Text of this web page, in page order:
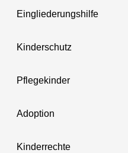
Eingliederungshilfe
Kinderschutz
Pflegekinder
Adoption
Kinderrechte